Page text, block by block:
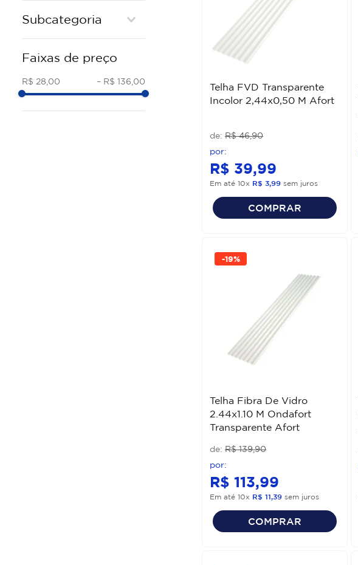
BASICO
Subcategoria
Faixas de preço
R$ 28,00 – R$ 136,00
Telha FVD Transparente
Incolor 2,44x0,50 M Afort
R$ 46,90
R$ 39,99
Em até 10x R$ 3,99 sem juros
COMPRAR
-19%
Telha Fibra De Vidro
2.44x1.10 M Ondafort
Transparente Afort
R$ 139,90
R$ 113,99
Em até 10x R$ 11,39 sem juros
COMPRAR